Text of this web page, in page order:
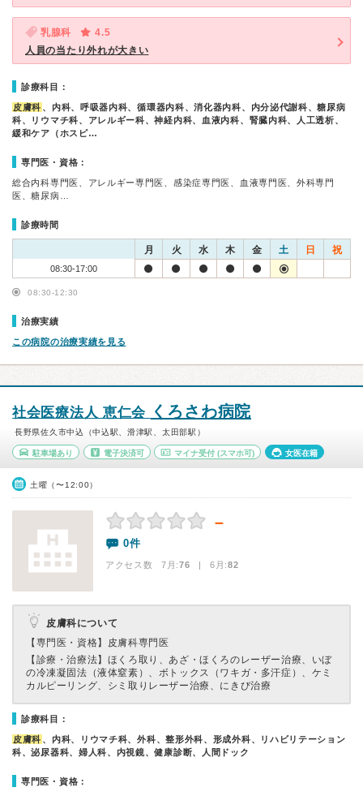
乳腺科
4.5
人員の当たり外れが大きい
診療科目：
皮膚科 、内科、呼吸器内科、循環器内科、消化器内科、内分泌代謝科、糖尿病
科、リウマチ科、アレルギー科、神経内科、血液内科、腎臓内科、人工透析、
緩和ケア（ホスピ…
専門医・資格：
総合内科専門医、アレルギー専門医、感染症専門医、血液専門医、外科専門
医、糖尿病…
診療時間
月 火 水 木 金 土 日 祝
08:30-17:00
08:30-12:30
治療実績
この病院の治療実績を見る
社会医療法人 恵仁会 くろさわ病院
長野県佐久市中込（中込駅、滑津駅、太田部駅）
駐車場あり 電子決済可 マイナ受付 (スマホ可) 女医在籍
土曜（〜12:00）
－
0件
アクセス数 7月:76 | 6月:82
皮膚科について
【専門医・資格】 皮膚科専門医
【診療・治療法】 ほくろ取り、あざ・ほくろのレーザー治療、いぼ
の冷凍凝固法（液体窒素）、ボトックス（ワキガ・多汗症）、ケミ
カルピーリング、シミ取りレーザー治療、にきび治療
診療科目：
皮膚科 、内科、リウマチ科、外科、整形外科、形成外科、リハビリテーション
科、泌尿器科、婦人科、内視鏡、健康診断、人間ドック
専門医・資格：